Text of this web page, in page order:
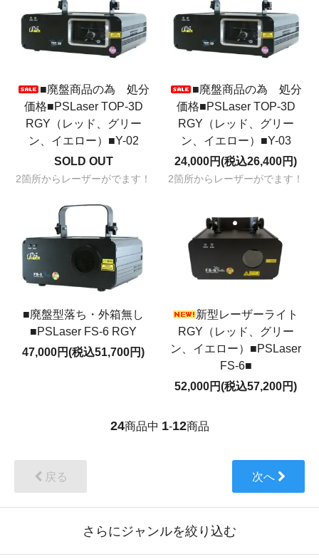
■廃盤商品の為 処分
価格■PSLaser TOP-3D
RGY（レッド、グリー
ン、イエロー）■Y-02
SOLD OUT
2箇所からレーザーがでます！
■廃盤商品の為 処分
価格■PSLaser TOP-3D
RGY（レッド、グリー
ン、イエロー）■Y-03
24,000円(税込26,400円)
2箇所からレーザーがでます！
■廃盤型落ち・外箱無し
■PSLaser FS-6 RGY
47,000円(税込51,700円)
新型レーザーライト
RGY（レッド、グリー
ン、イエロー）■PSLaser
FS-6■
52,000円(税込57,200円)
24商品中 1-12商品
戻る 次へ
さらにジャンルを絞り込む